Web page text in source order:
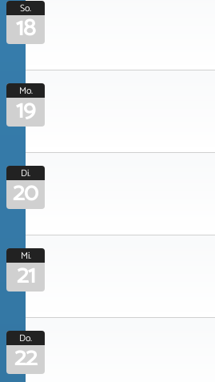
So.
18
Mo.
19
Di.
20
Mi.
21
Do.
22